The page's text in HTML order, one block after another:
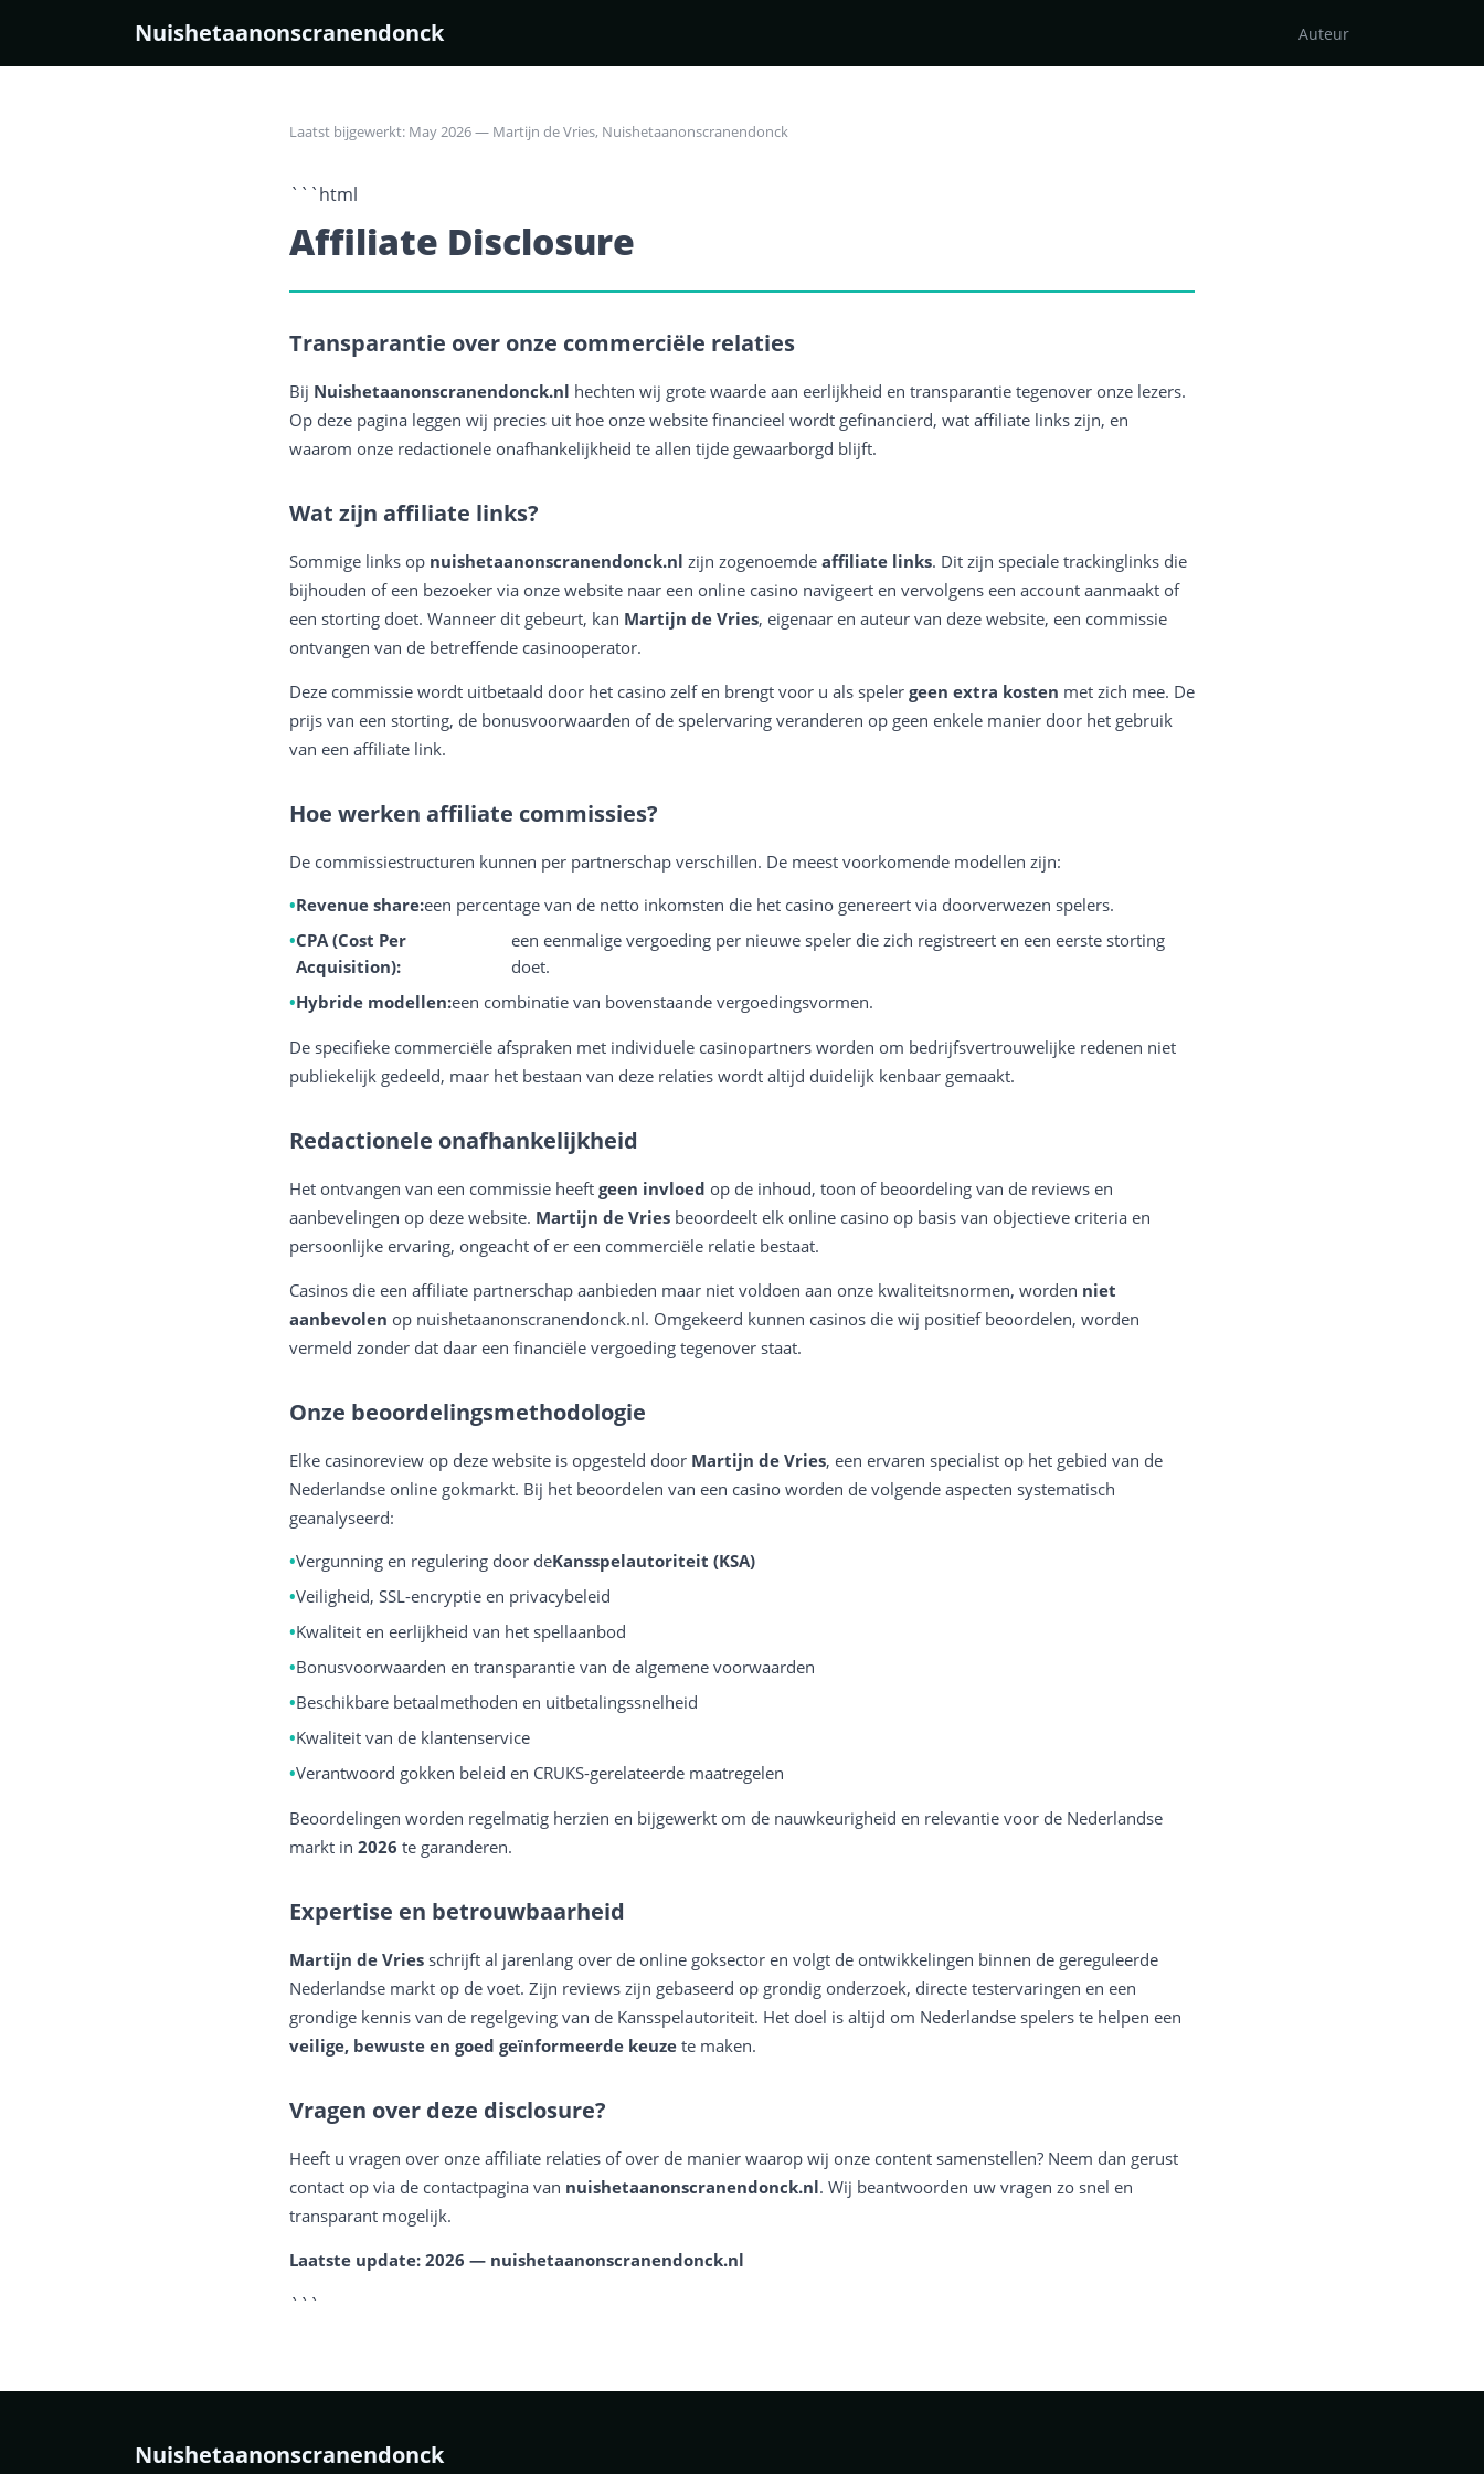
Nuishetaanonscranendonck Auteur
Laatst bijgewerkt: May 2026 — Martijn de Vries, Nuishetaanonscranendonck
```html
Affiliate Disclosure
Transparantie over onze commerciële relaties
Bij Nuishetaanonscranendonck.nl hechten wij grote waarde aan eerlijkheid en transparantie tegenover onze lezers.
Op deze pagina leggen wij precies uit hoe onze website financieel wordt gefinancierd, wat affiliate links zijn, en
waarom onze redactionele onafhankelijkheid te allen tijde gewaarborgd blijft.
Wat zijn affiliate links?
Sommige links op nuishetaanonscranendonck.nl zijn zogenoemde affiliate links. Dit zijn speciale trackinglinks die
bijhouden of een bezoeker via onze website naar een online casino navigeert en vervolgens een account aanmaakt of
een storting doet. Wanneer dit gebeurt, kan Martijn de Vries, eigenaar en auteur van deze website, een commissie
ontvangen van de betreffende casinooperator.
Deze commissie wordt uitbetaald door het casino zelf en brengt voor u als speler geen extra kosten met zich mee. De
prijs van een storting, de bonusvoorwaarden of de spelervaring veranderen op geen enkele manier door het gebruik
van een affiliate link.
Hoe werken affiliate commissies?
De commissiestructuren kunnen per partnerschap verschillen. De meest voorkomende modellen zijn:
Revenue share:een percentage van de netto inkomsten die het casino genereert via doorverwezen spelers.
CPA (Cost Per
Acquisition):
een eenmalige vergoeding per nieuwe speler die zich registreert en een eerste storting
doet.
Hybride modellen:een combinatie van bovenstaande vergoedingsvormen.
De specifieke commerciële afspraken met individuele casinopartners worden om bedrijfsvertrouwelijke redenen niet
publiekelijk gedeeld, maar het bestaan van deze relaties wordt altijd duidelijk kenbaar gemaakt.
Redactionele onafhankelijkheid
Het ontvangen van een commissie heeft geen invloed op de inhoud, toon of beoordeling van de reviews en
aanbevelingen op deze website. Martijn de Vries beoordeelt elk online casino op basis van objectieve criteria en
persoonlijke ervaring, ongeacht of er een commerciële relatie bestaat.
Casinos die een affiliate partnerschap aanbieden maar niet voldoen aan onze kwaliteitsnormen, worden niet
aanbevolen op nuishetaanonscranendonck.nl. Omgekeerd kunnen casinos die wij positief beoordelen, worden
vermeld zonder dat daar een financiële vergoeding tegenover staat.
Onze beoordelingsmethodologie
Elke casinoreview op deze website is opgesteld door Martijn de Vries, een ervaren specialist op het gebied van de
Nederlandse online gokmarkt. Bij het beoordelen van een casino worden de volgende aspecten systematisch
geanalyseerd:
Vergunning en regulering door deKansspelautoriteit (KSA)
Veiligheid, SSL-encryptie en privacybeleid
Kwaliteit en eerlijkheid van het spellaanbod
Bonusvoorwaarden en transparantie van de algemene voorwaarden
Beschikbare betaalmethoden en uitbetalingssnelheid
Kwaliteit van de klantenservice
Verantwoord gokken beleid en CRUKS-gerelateerde maatregelen
Beoordelingen worden regelmatig herzien en bijgewerkt om de nauwkeurigheid en relevantie voor de Nederlandse
markt in 2026 te garanderen.
Expertise en betrouwbaarheid
Martijn de Vries schrijft al jarenlang over de online goksector en volgt de ontwikkelingen binnen de gereguleerde
Nederlandse markt op de voet. Zijn reviews zijn gebaseerd op grondig onderzoek, directe testervaringen en een
grondige kennis van de regelgeving van de Kansspelautoriteit. Het doel is altijd om Nederlandse spelers te helpen een
veilige, bewuste en goed geïnformeerde keuze te maken.
Vragen over deze disclosure?
Heeft u vragen over onze affiliate relaties of over de manier waarop wij onze content samenstellen? Neem dan gerust
contact op via de contactpagina van nuishetaanonscranendonck.nl. Wij beantwoorden uw vragen zo snel en
transparant mogelijk.
Laatste update: 2026 — nuishetaanonscranendonck.nl
```
Nuishetaanonscranendonck